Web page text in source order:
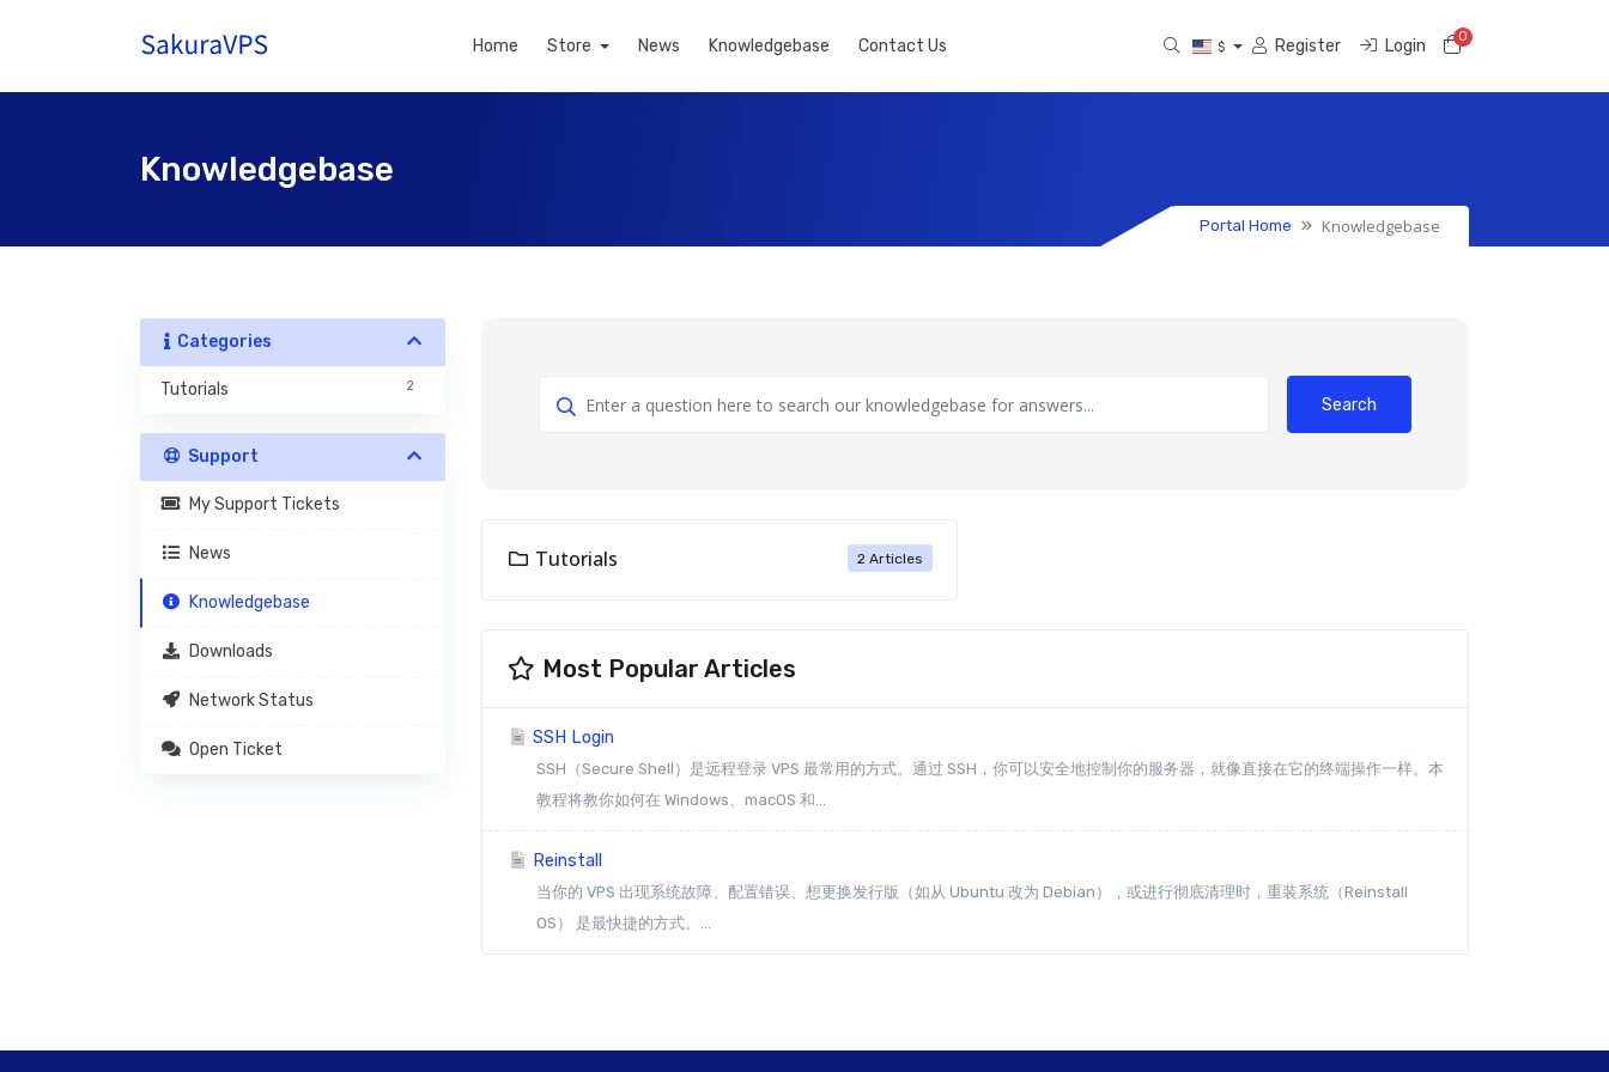
Home Store News Knowledgebase Contact Us $ Register Login 0Shopping Cart
Knowledgebase
Portal Home Knowledgebase
Categories
2
Tutorials
Support
My Support Tickets
News
Knowledgebase
Downloads
Network Status
Open Ticket
Search
2 Articles
Tutorials
Most Popular Articles
SSH Login
SSH（Secure Shell）是远程登录 VPS 最常用的方式。通过 SSH，你可以安全地控制你的服务器，就像直接在它的终端操作一样。本
教程将教你如何在 Windows、macOS 和...
Reinstall
当你的 VPS 出现系统故障、配置错误、想更换发行版（如从 Ubuntu 改为 Debian），或进行彻底清理时，重装系统（Reinstall
OS） 是最快捷的方式。...